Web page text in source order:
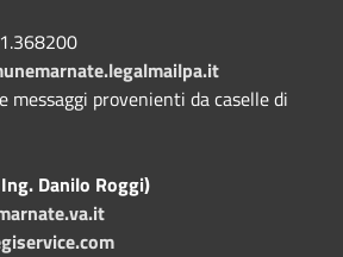
messaggi provenienti da caselle di
Danilo Roggi)